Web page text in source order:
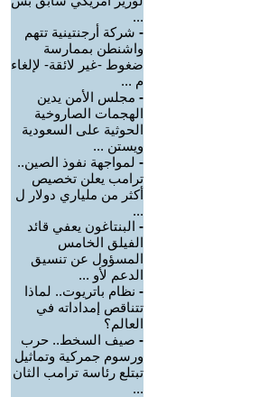
...
- شركة أرجنتينية تتهم
واشنطن بممارسة
ضغوط -غير لائقة- لإلغاء
م ...
- مجلس الأمن يدين
الهجمات الصاروخية
الحوثية على السعودية
ويستن ...
- لمواجهة نفوذ الصين..
ترامب يعلن تخصيص
أكثر من ملياري دولار ل
...
- البنتاغون يعفي قائد
الفيلق الخامس
المسؤول عن تنسيق
الدعم لأو ...
- نظام باتريوت.. لماذا
تتناقص إمداداته في
العالم؟
- صيف السخط.. حرب
ورسوم جمركية وتماثيل
تبتلع رئاسة ترامب الثان
...